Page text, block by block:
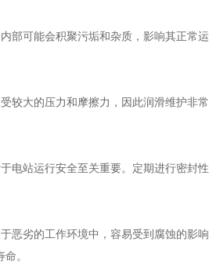
可能会积聚污垢和杂质，影响其正常
大的压力和摩擦力，因此润滑维护非
站运行安全至关重要。定期进行密封
劣的工作环境中，容易受到腐蚀的影
。